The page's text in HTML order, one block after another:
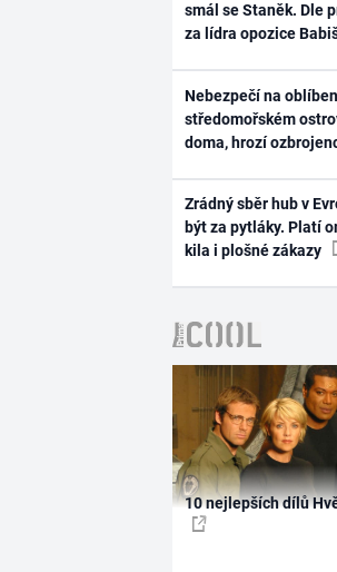
smál se Staněk. Dle
za lídra opozice
Nebezpečí na
středomořském
doma, hrozí
Zrádný sběr hub v
být za pytláky. Platí
kila i plošné zákazy
10 nejlepších dílů